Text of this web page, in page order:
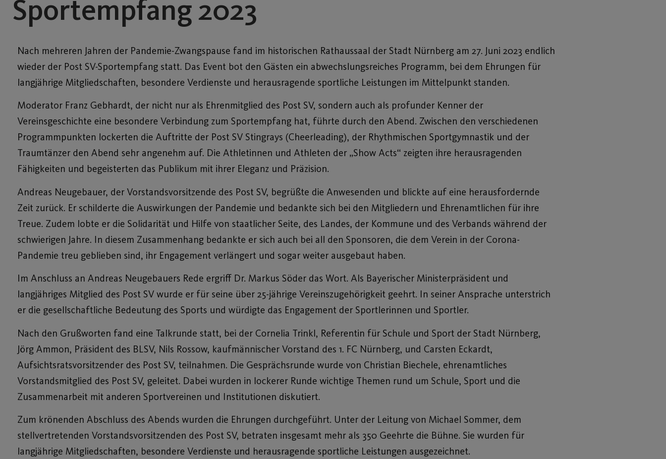
Sportempfang 2023
Nach mehreren Jahren der Pandemie-Zwangspause fand im historischen Rathaussaal der Stadt Nürnberg am 27. Juni 2023 endlich
wieder der Post SV-Sportempfang statt. Das Event bot den Gästen ein abwechslungsreiches Programm, bei dem Ehrungen für
langjährige Mitgliedschaften, besondere Verdienste und herausragende sportliche Leistungen im Mittelpunkt standen.
Moderator Franz Gebhardt, der nicht nur als Ehrenmitglied des Post SV, sondern auch als profunder Kenner der
Vereinsgeschichte eine besondere Verbindung zum Sportempfang hat, führte durch den Abend. Zwischen den verschiedenen
Programmpunkten lockerten die Auftritte der Post SV Stingrays (Cheerleading), der Rhythmischen Sportgymnastik und der
Traumtänzer den Abend sehr angenehm auf. Die Athletinnen und Athleten der „Show Acts“ zeigten ihre herausragenden
Fähigkeiten und begeisterten das Publikum mit ihrer Eleganz und Präzision.
Andreas Neugebauer, der Vorstandsvorsitzende des Post SV, begrüßte die Anwesenden und blickte auf eine herausfordernde
Zeit zurück. Er schilderte die Auswirkungen der Pandemie und bedankte sich bei den Mitgliedern und Ehrenamtlichen für ihre
Treue. Zudem lobte er die Solidarität und Hilfe von staatlicher Seite, des Landes, der Kommune und des Verbands während der
schwierigen Jahre. In diesem Zusammenhang bedankte er sich auch bei all den Sponsoren, die dem Verein in der Corona-
Pandemie treu geblieben sind, ihr Engagement verlängert und sogar weiter ausgebaut haben.
Im Anschluss an Andreas Neugebauers Rede ergriff Dr. Markus Söder das Wort. Als Bayerischer Ministerpräsident und
langjähriges Mitglied des Post SV wurde er für seine über 25-jährige Vereinszugehörigkeit geehrt. In seiner Ansprache unterstrich
er die gesellschaftliche Bedeutung des Sports und würdigte das Engagement der Sportlerinnen und Sportler.
Nach den Grußworten fand eine Talkrunde statt, bei der Cornelia Trinkl, Referentin für Schule und Sport der Stadt Nürnberg,
Jörg Ammon, Präsident des BLSV, Nils Rossow, kaufmännischer Vorstand des 1. FC Nürnberg, und Carsten Eckardt,
Aufsichtsratsvorsitzender des Post SV, teilnahmen. Die Gesprächsrunde wurde von Christian Biechele, ehrenamtliches
Vorstandsmitglied des Post SV, geleitet. Dabei wurden in lockerer Runde wichtige Themen rund um Schule, Sport und die
Zusammenarbeit mit anderen Sportvereinen und Institutionen diskutiert.
Zum krönenden Abschluss des Abends wurden die Ehrungen durchgeführt. Unter der Leitung von Michael Sommer, dem
stellvertretenden Vorstandsvorsitzenden des Post SV, betraten insgesamt mehr als 350 Geehrte die Bühne. Sie wurden für
langjährige Mitgliedschaften, besondere Verdienste und herausragende sportliche Leistungen ausgezeichnet.